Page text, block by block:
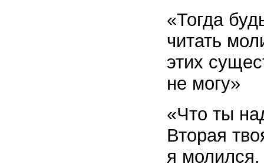
«Тогда
читать
этих
не могу»
«Что ты
Вторая
я молился.